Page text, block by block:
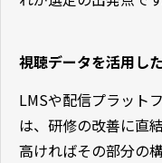
視聴データを活用し
LMSや配信プラット
は、研修の改善に直
高ければその部分の